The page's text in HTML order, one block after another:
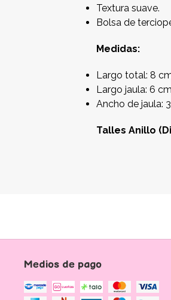
Textura suave.
Bolsa de
Medidas:
Largo total: 8
Largo jaula: 6 cm
Ancho de jaula:
Talles Anillo
Medios de pago